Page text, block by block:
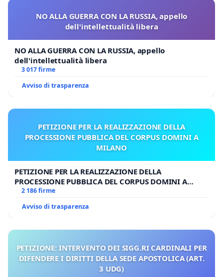
NO ALLA GUERRA CON LA RUSSIA, appello
dell'intellettualità libera
NO ALLA GUERRA CON LA RUSSIA, appello
dell'intellettualità libera
3 017 firme
Avviso di trasparenza
PETIZIONE PER LA REALIZZAZIONE DELLA
PROCESSIONE PUBBLICA DEL CORPUS DOMINI A
MILANO
PETIZIONE PER LA REALIZZAZIONE DELLA
PROCESSIONE PUBBLICA DEL CORPUS DOMINI A
MILANO
2 186 firme
Avviso di trasparenza
PETIZIONE: INTERVENTO DEI SIGG.RI CARDINALI PER
DIFENDERE I DIRITTI DELLA SEDE APOSTOLICA (ART.
3 UDG)